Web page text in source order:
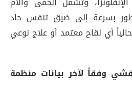
بسرعة إلى ضيق تنفس حاد
أي لقاح معتمد أو علاج نوعي
وفقاً لآخر بيانات منظمة